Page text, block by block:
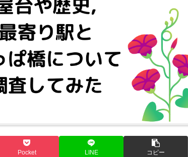
Pocket LINE コピー